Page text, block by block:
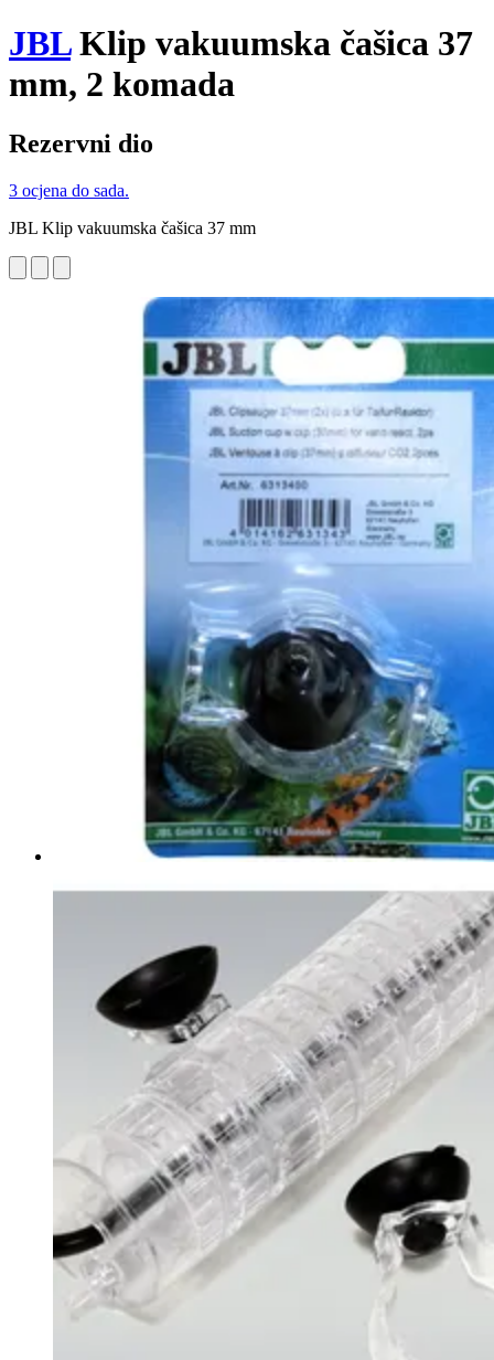
JBLKlip vakuumska čašica 37
mm, 2 komada
Rezervni dio
3 ocjena do sada.
JBL Klip vakuumska čašica 37 mm